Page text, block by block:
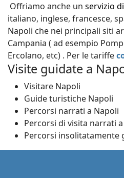
Offriamo anche un servizio
italiano, inglese, francesce,
Napoli che nei principali siti
Campania ( ad esempio
Ercolano, etc) . Per le tariffe
Visite guidate a
Visitare Napoli
Guide turistiche Napoli
Percorsi narrati a Napoli
Percorsi di visita narrati
Percorsi insolitatamente